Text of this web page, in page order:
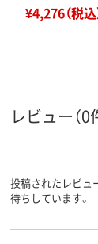
¥4,276（税込
レビュー（0
投稿されたレビュ
待ちしています。